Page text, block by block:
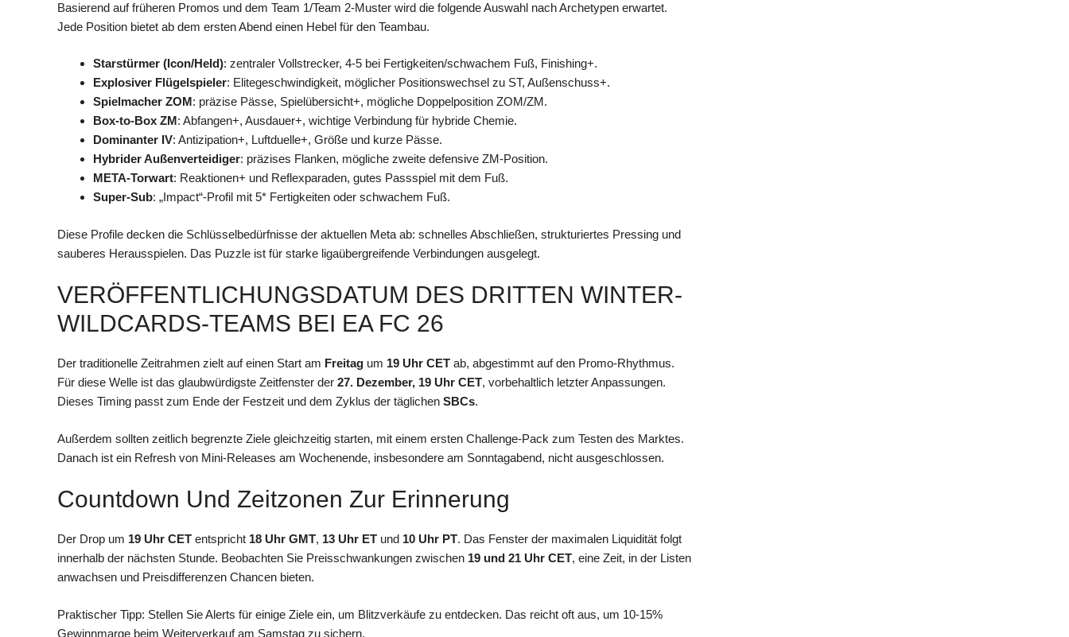
Basierend auf früheren Promos und dem Team 1/Team 2-Muster wird die folgende Auswahl nach Archetypen erwartet.
Jede Position bietet ab dem ersten Abend einen Hebel für den Teambau.
Starstürmer (Icon/Held): zentraler Vollstrecker, 4-5 bei Fertigkeiten/schwachem Fuß, Finishing+.
Explosiver Flügelspieler: Elitegeschwindigkeit, möglicher Positionswechsel zu ST, Außenschuss+.
Spielmacher ZOM: präzise Pässe, Spielübersicht+, mögliche Doppelposition ZOM/ZM.
Box-to-Box ZM: Abfangen+, Ausdauer+, wichtige Verbindung für hybride Chemie.
Dominanter IV: Antizipation+, Luftduelle+, Größe und kurze Pässe.
Hybrider Außenverteidiger: präzises Flanken, mögliche zweite defensive ZM-Position.
META-Torwart: Reaktionen+ und Reflexparaden, gutes Passspiel mit dem Fuß.
Super-Sub: „Impact“-Profil mit 5* Fertigkeiten oder schwachem Fuß.
Diese Profile decken die Schlüsselbedürfnisse der aktuellen Meta ab: schnelles Abschließen, strukturiertes Pressing und
sauberes Herausspielen. Das Puzzle ist für starke ligaübergreifende Verbindungen ausgelegt.
VERÖFFENTLICHUNGSDATUM DES DRITTEN WINTER-
WILDCARDS-TEAMS BEI EA FC 26
Der traditionelle Zeitrahmen zielt auf einen Start am Freitag um 19 Uhr CET ab, abgestimmt auf den Promo-Rhythmus.
Für diese Welle ist das glaubwürdigste Zeitfenster der 27. Dezember, 19 Uhr CET, vorbehaltlich letzter Anpassungen.
Dieses Timing passt zum Ende der Festzeit und dem Zyklus der täglichen SBCs.
Außerdem sollten zeitlich begrenzte Ziele gleichzeitig starten, mit einem ersten Challenge-Pack zum Testen des Marktes.
Danach ist ein Refresh von Mini-Releases am Wochenende, insbesondere am Sonntagabend, nicht ausgeschlossen.
Countdown Und Zeitzonen Zur Erinnerung
Der Drop um 19 Uhr CET entspricht 18 Uhr GMT, 13 Uhr ET und 10 Uhr PT. Das Fenster der maximalen Liquidität folgt
innerhalb der nächsten Stunde. Beobachten Sie Preisschwankungen zwischen 19 und 21 Uhr CET, eine Zeit, in der Listen
anwachsen und Preisdifferenzen Chancen bieten.
Praktischer Tipp: Stellen Sie Alerts für einige Ziele ein, um Blitzverkäufe zu entdecken. Das reicht oft aus, um 10-15%
Gewinnmarge beim Weiterverkauf am Samstag zu sichern.